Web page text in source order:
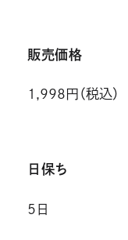
販売価格
1,998円（税込）
日保ち
5日